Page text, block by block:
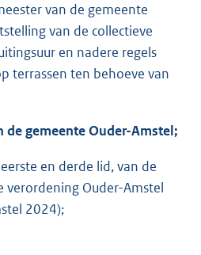
van de gemeente
van de collectieve
en nadere regels
terrassen ten behoeve van
de gemeente Ouder-Amstel;
en derde lid, van de
verordening Ouder-Amstel
2024);